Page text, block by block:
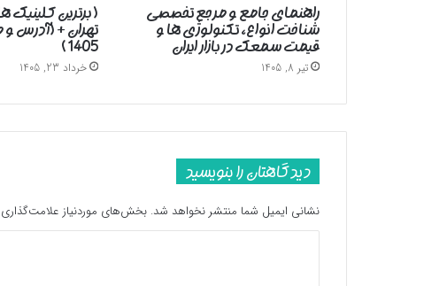
راهنمای جامع و مرجع تخصصی
شناخت انواع، تکنولوژی ها و
قیمت سمعک در بازار ایران
تیر 8, 1405
( برترین کلینیک
تهران + (آدرس
1405 )
خرداد 23, 1405
دیدگاهتان را بنویسید
نشانی ایمیل شما منتشر نخواهد شد. بخش‌های موردنیاز